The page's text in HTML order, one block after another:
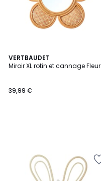
VERTBAUDET
Miroir XL rotin et cannage Fleur
39,99 €